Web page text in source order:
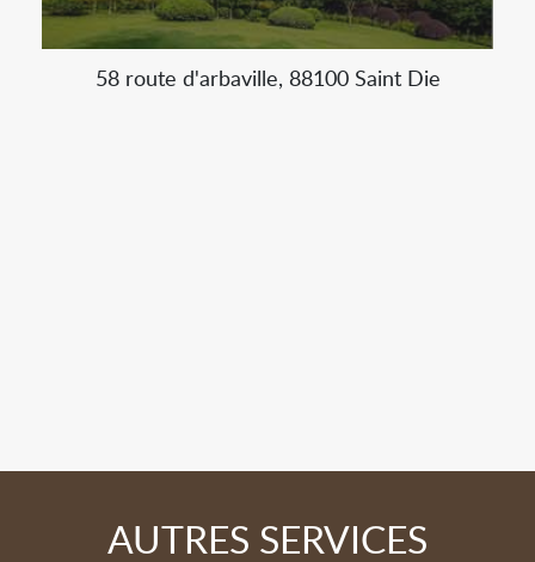
58 route d'arbaville, 88100 Saint Die
AUTRES SERVICES